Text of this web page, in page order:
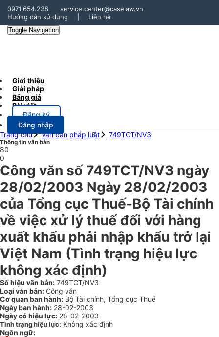
0971.654.238
service.center@caselaw.vn
Hướng dẫn sử dụng
Liên hệ
Toggle Navigation
Giới thiệu
Giải pháp
Bảng giá
Bài viết
Đăng ký
Đăng nhập
Trang chủ
Văn bản pháp luật 749TCT/NV3
Thông tin văn bản
80
0
Công văn số 749TCT/NV3 ngày
28/02/2003 Ngày 28/02/2003
của Tổng cục Thuế-Bộ Tài chính
về việc xử lý thuế đối với hàng
xuất khẩu phải nhập khẩu trở lại
Việt Nam (Tình trạng hiệu lực
không xác định)
Số hiệu văn bản: 749TCT/NV3
Loại văn bản: Công văn
Cơ quan ban hành: Bộ Tài chính, Tổng cục Thuế
Ngày ban hành: 28-02-2003
Ngày có hiệu lực: 28-02-2003
Tình trạng hiệu lực: Không xác định
Ngôn ngữ: